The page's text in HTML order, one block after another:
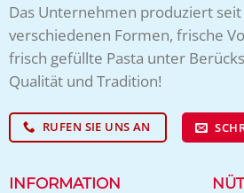
Das Unternehmen produziert
verschiedenen Formen, frische
frisch gefüllte Pasta unter
Qualität und Tradition!
RUFEN SIE UNS AN
INFORMATION